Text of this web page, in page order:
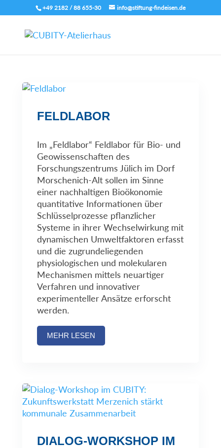
+49 2182 / 88 655-30 info@stiftung-findeisen.de
FELDLABOR
Im „Feldlabor“ Feldlabor für Bio- und
Geowissenschaften des
Forschungszentrums Jülich im Dorf
Morschenich-Alt sollen im Sinne
einer nachhaltigen Bioökonomie
quantitative Informationen über
Schlüsselprozesse pflanzlicher
Systeme in ihrer Wechselwirkung mit
dynamischen Umweltfaktoren erfasst
und die zugrundeliegenden
physiologischen und molekularen
Mechanismen mittels neuartiger
Verfahren und innovativer
experimenteller Ansätze erforscht
werden.
MEHR LESEN
DIALOG-WORKSHOP IM